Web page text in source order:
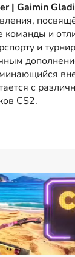
| Gaimin
команды и
и
с
CS2.